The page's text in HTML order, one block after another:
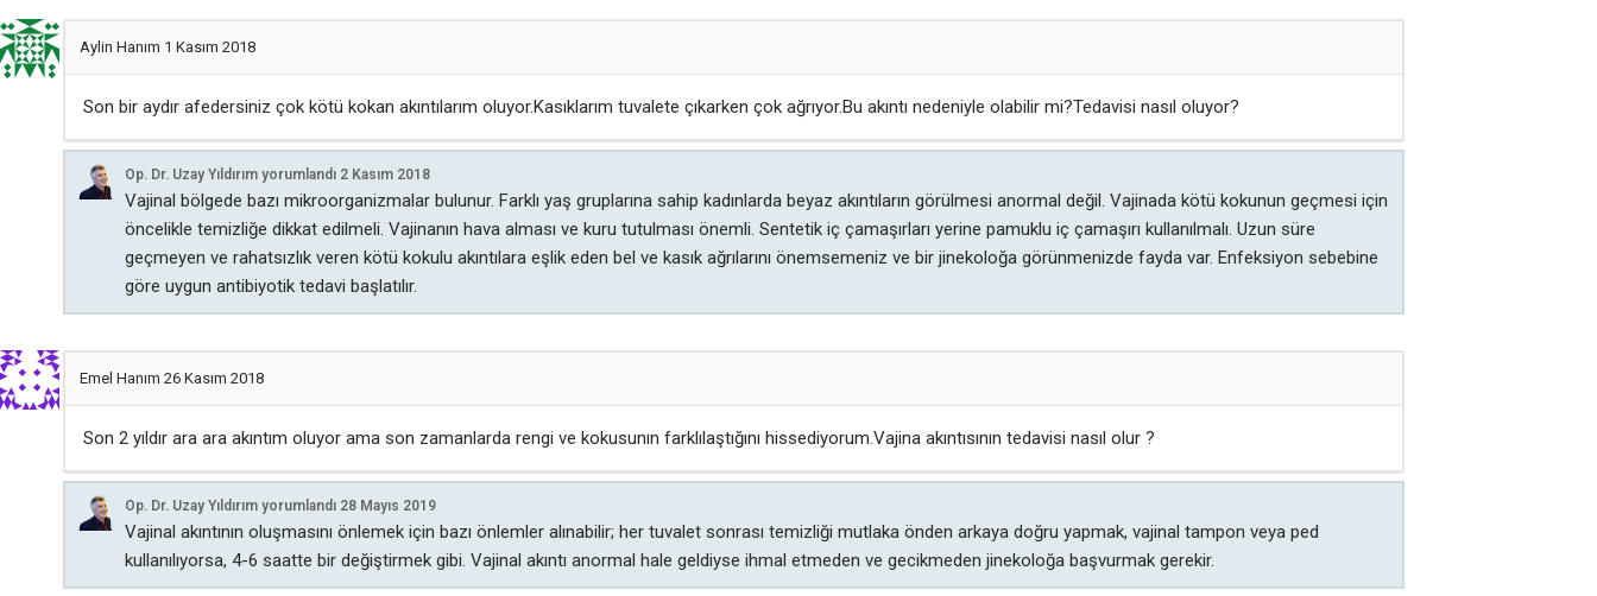
Aylin Hanım 1 Kasım 2018
Son bir aydır afedersiniz çok kötü kokan akıntılarım oluyor.Kasıklarım tuvalete çıkarken çok ağrıyor.Bu akıntı nedeniyle olabilir mi?Tedavisi nasıl oluyor?
Op. Dr. Uzay Yıldırım yorumlandı 2 Kasım 2018
Vajinal bölgede bazı mikroorganizmalar bulunur. Farklı yaş gruplarına sahip kadınlarda beyaz akıntıların görülmesi anormal değil. Vajinada kötü kokunun geçmesi için
öncelikle temizliğe dikkat edilmeli. Vajinanın hava alması ve kuru tutulması önemli. Sentetik iç çamaşırları yerine pamuklu iç çamaşırı kullanılmalı. Uzun süre
geçmeyen ve rahatsızlık veren kötü kokulu akıntılara eşlik eden bel ve kasık ağrılarını önemsemeniz ve bir jinekoloğa görünmenizde fayda var. Enfeksiyon sebebine
göre uygun antibiyotik tedavi başlatılır.
Emel Hanım 26 Kasım 2018
Son 2 yıldır ara ara akıntım oluyor ama son zamanlarda rengi ve kokusunın farklılaştığını hissediyorum.Vajina akıntısının tedavisi nasıl olur ?
Op. Dr. Uzay Yıldırım yorumlandı 28 Mayıs 2019
Vajinal akıntının oluşmasını önlemek için bazı önlemler alınabilir; her tuvalet sonrası temizliği mutlaka önden arkaya doğru yapmak, vajinal tampon veya ped
kullanılıyorsa, 4-6 saatte bir değiştirmek gibi. Vajinal akıntı anormal hale geldiyse ihmal etmeden ve gecikmeden jinekoloğa başvurmak gerekir.